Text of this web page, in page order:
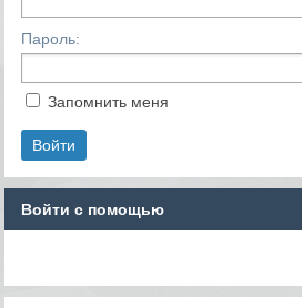
Пароль:
Запомнить меня
Войти с помощью